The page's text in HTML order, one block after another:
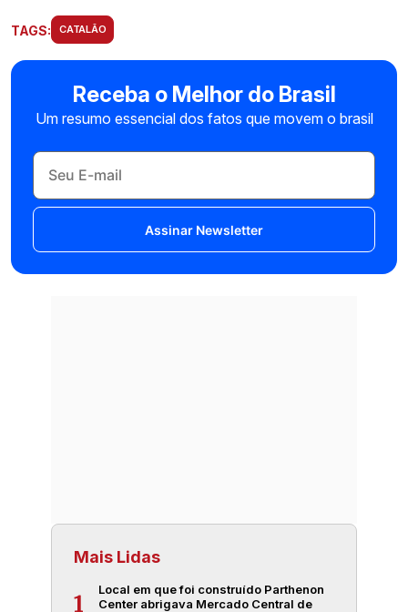
TAGS: CATALÃO
Receba o Melhor do Brasil
Um resumo essencial dos fatos que movem o brasil
Assinar Newsletter
Mais Lidas
1
Local em que foi construído Parthenon
Center abrigava Mercado Central de